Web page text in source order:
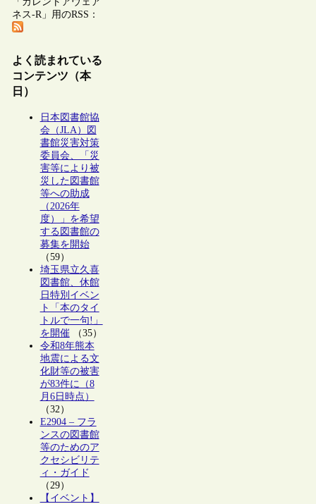
ネス-R」用のRSS：
よく読まれている
コンテンツ（本
日）
日本図書館協
会（JLA）図
書館災害対策
委員会、「災
害等により被
災した図書館
等への助成
（2026年
度）」を希望
する図書館の
募集を開始
（59）
埼玉県立久喜
図書館、休館
日特別イベン
ト「本のタイ
トルで一句!」
を開催（35）
令和8年熊本
地震による文
化財等の被害
が83件に（8
月6日時点）
（32）
E2904 – フラ
ンスの図書館
等のためのア
クセシビリテ
ィ・ガイド
（29）
【イベント】